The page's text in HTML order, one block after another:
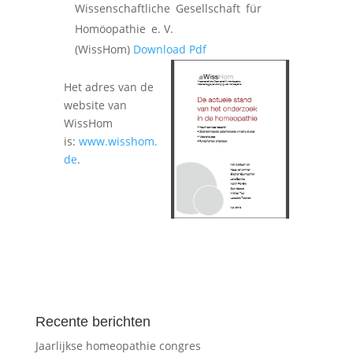
Wissenschaftliche Gesellschaft für
Homöopathie e. V.
(WissHom) Download Pdf
Het adres van de
website van
WissHom
is: www.wisshom.
de.
Recente berichten
Jaarlijkse homeopathie congres